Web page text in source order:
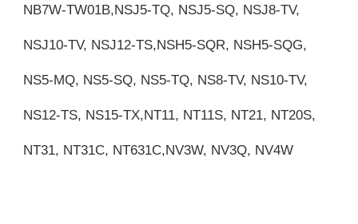
NB7W-TW01B,NSJ5-TQ, NSJ5-SQ, NSJ8-TV,
NSJ10-TV, NSJ12-TS,NSH5-SQR, NSH5-SQG,
NS5-MQ, NS5-SQ, NS5-TQ, NS8-TV, NS10-TV,
NS12-TS, NS15-TX,NT11, NT11S, NT21, NT20S,
NT31, NT31C, NT631C,NV3W, NV3Q, NV4W